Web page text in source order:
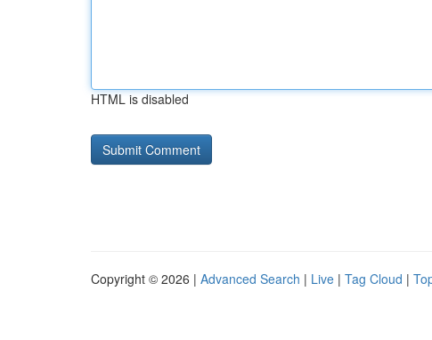
HTML is disabled
Copyright © 2026 | Advanced Search | Live | Tag Cloud |